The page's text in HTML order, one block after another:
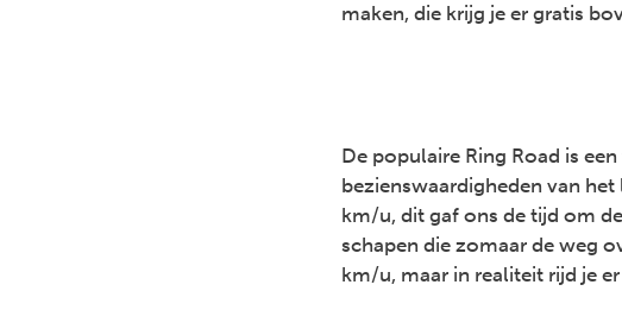
maken, die krijg je er gratis
De populaire Ring Road is
bezienswaardigheden van
km/u, dit gaf ons de tijd om
schapen die zomaar de weg
km/u, maar in realiteit rijd je